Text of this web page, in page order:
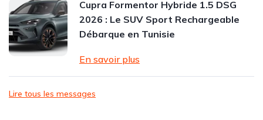
Cupra Formentor Hybride 1.5 DSG
2026 : Le SUV Sport Rechargeable
Débarque en Tunisie
En savoir plus
Lire tous les messages